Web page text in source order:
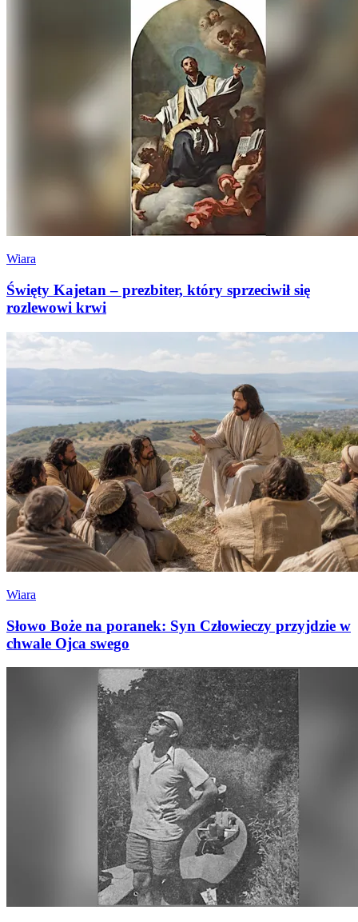
Wiara
Święty Kajetan – prezbiter, który sprzeciwił się
rozlewowi krwi
Wiara
Słowo Boże na poranek: Syn Człowieczy przyjdzie w
chwale Ojca swego